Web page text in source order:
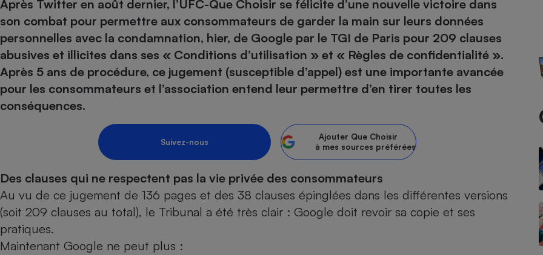
Après Twitter en août dernier, l’UFC-Que Choisir se félicite d’une nouvelle victoire dans
son combat pour permettre aux consommateurs de garder la main sur leurs données
personnelles avec la condamnation, hier, de Google par le TGI de Paris pour 209 clauses
abusives et illicites dans ses « Conditions d’utilisation » et « Règles de confidentialité ».
Après 5 ans de procédure, ce jugement (susceptible d’appel) est une importante avancée
pour les consommateurs et l’association entend leur permettre d’en tirer toutes les
conséquences.
Suivez-nous
Ajouter Que Choisir
à mes sources préférées
Des clauses qui ne respectent pas la vie privée des consommateurs
Au vu de ce jugement de 136 pages et des 38 clauses épinglées dans les différentes versions
(soit 209 clauses au total), le Tribunal a été très clair : Google doit revoir sa copie et ses
pratiques.
Maintenant Google ne peut plus :
Nutrition
Produit alimentaire
Sécurité - Hygiène
Supermarché - Drive
Circuits courts et
alimentation locale
Assurance
Banque - Crédit
Epargne - Fiscalité
Assurance auto
Carburant
Circulation routière
Contrôle technique - Réparation
Pièce détachée
Supermarché - Drive
Comparatif sèche-linge
Comparatif plaque à induction
Comparatif hotte aspirante
Comparatif climatiseur mobile
Comparatif aspirateur balai
Comparatif aspirateur traîneau
Comparatif cafetière automatique
Comparatif robot cuiseur
Électricité - Gaz
Panneaux
Comparatif smartphone
Comparatif barre de son
Comparatif imprimante multifonction
Comparatif ordinateur portable
Comparatif ultrabook
Comparatif tablette tactile
Image et son
Comparatif nettoyeur haute
pression
Comparatif poêle à granulés
Comparatif radiateur électrique
Aménagement
Bricolage - Jardinage
Produit d'entretien
Comparateur mutuelle
Comparateur des devis d’opticiens
Hygiène - Beauté
Maladie - Médecine - Médicament
Système de santé - Complémentaire santé
Maison de retraite
Obsèques - Pompes
funèbres
Retraite
Puériculture - Produit
Choisir son fioul
Choisir son pellet
Comparateur assurance emprunteur
Energie Moins Chère Ensemble
Tous les comparateurs
Toutes les cartes interactives
Speedtest - Testez le débit de votre
connexion Internet
nous ?